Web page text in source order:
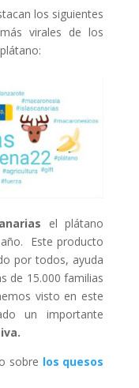
los siguientes
virales de los
el plátano
Este producto
por todos, ayuda
de 15.000 familias
visto en este
un importante
sobre los quesos